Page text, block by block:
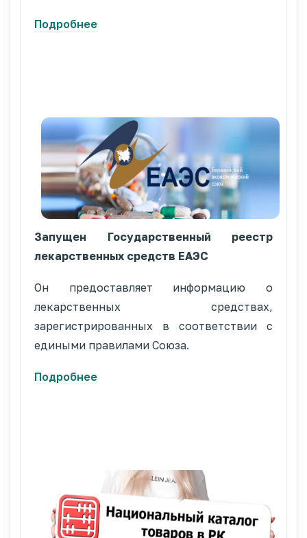
Подробнее
Запущен Государственный реестр
лекарственных средств ЕАЭС
Он предоставляет информацию о
лекарственных средствах,
зарегистрированных в соответствии с
едиными правилами Союза.
Подробнее